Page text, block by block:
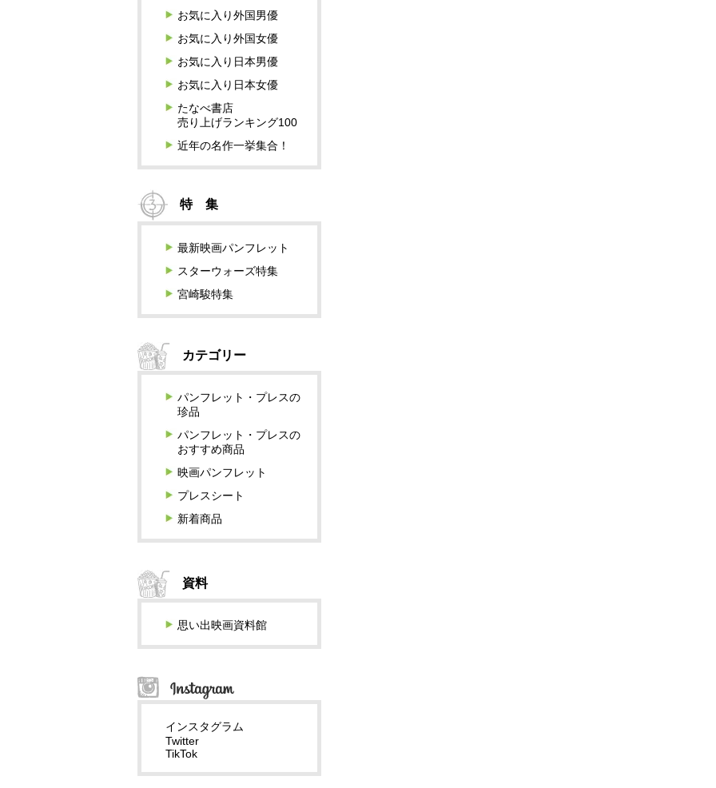
お気に入り外国男優
お気に入り外国女優
お気に入り日本男優
お気に入り日本女優
たなべ書店
売り上げランキング100
近年の名作一挙集合！
特 集
最新映画パンフレット
スターウォーズ特集
宮崎駿特集
カテゴリー
パンフレット・プレスの
珍品
パンフレット・プレスの
おすすめ商品
映画パンフレット
プレスシート
新着商品
資料
思い出映画資料館
インスタグラム
Twitter
TikTok